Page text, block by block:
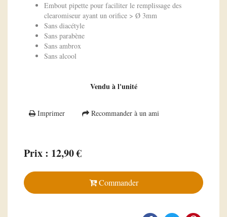
Embout pipette pour faciliter le remplissage des
clearomiseur ayant un orifice > Ø 3mm
Sans diacétyle
Sans parabène
Sans ambrox
Sans alcool
Vendu à l'unité
Imprimer Recommander à un ami
Prix : 12,90 €
Commander